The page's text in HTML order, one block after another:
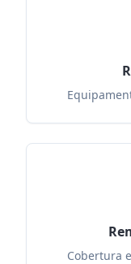
Cobertura